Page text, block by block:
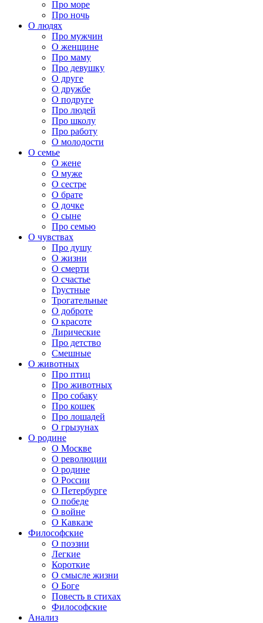
Про море
Про ночь
О людях
Про мужчин
О женщине
Про маму
Про девушку
О друге
О дружбе
О подруге
Про людей
Про школу
Про работу
О молодости
О семье
О жене
О муже
О сестре
О брате
О дочке
О сыне
Про семью
О чувствах
Про душу
О жизни
О смерти
О счастье
Грустные
Трогательные
О доброте
О красоте
Лирические
Про детство
Смешные
О животных
Про птиц
Про животных
Про собаку
Про кошек
Про лошадей
О грызунах
О родине
О Москве
О революции
О родине
О России
О Петербурге
О победе
О войне
О Кавказе
Философские
О поэзии
Легкие
Короткие
О смысле жизни
О Боге
Повесть в стихах
Философские
Анализ